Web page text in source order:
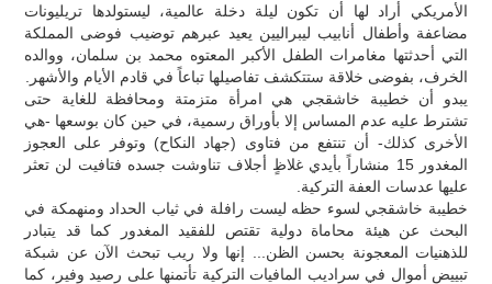
الأمريكي أراد لها أن تكون ليلة دخلة عالمية، ليستولدها تريليونات
مضاعفة وأطفال أنابيب ليبراليين يعيد عبرهم توضيب فوضى المملكة
التي أحدثتها مغامرات الطفل الأكبر المعتوه محمد بن سلمان، ووالده
الخرف، بفوضى خلاقة ستتكشف تفاصيلها تباعاً في قادم الأيام والأشهر.
يبدو أن خطيبة خاشقجي هي امرأة متزمتة ومحافظة للغاية حتى
تشترط عليه عدم المساس إلا بأوراق رسمية، في حين كان بوسعها -هي
الأخرى كذلك- أن تنتفع من فتاوى (جهاد النكاح) وتوفر على العجوز
المغدور 15 منشاراً بأيدي غلاظٍ أجلاف تناوشت جسده فتافيت لن تعثر
عليها عدسات العفة التركية.
خطيبة خاشقجي لسوء حظه ليست رافلة في ثياب الحداد ومنهمكة في
البحث عن هيئة محاماة دولية تقتص للفقيد المغدور كما قد يتبادر
للذهنيات المعجونة بحسن الظن... إنها ولا ريب تبحث الآن عن شبكة
تبييض أموال في سراديب المافيات التركية تأتمنها على رصيد وفير، كما